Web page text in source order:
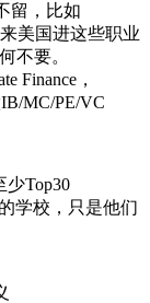
留，比如
美国进这些职业
不要。
Finance，
MC/PE/VC
少Top30
学校，只是他们